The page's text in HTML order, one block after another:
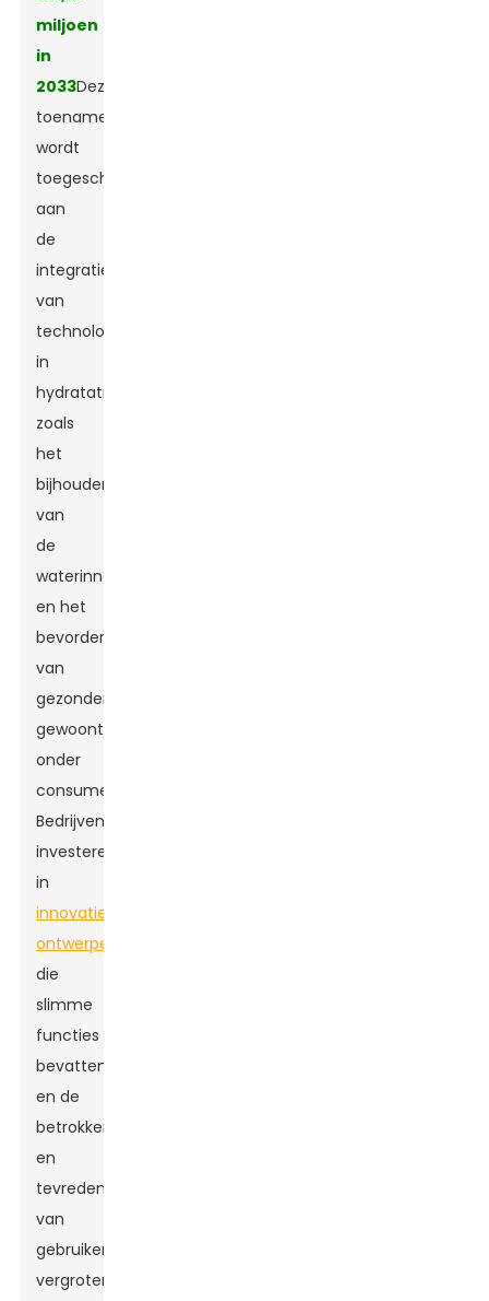
miljoen
in
2033Deze
toename
wordt
toegeschreven
aan
de
integratie
van
technologie
in
hydratatieoplossingen,
zoals
het
bijhouden
van
de
waterinname
en het
bevorderen
van
gezondere
gewoonten
onder
consumenten.
Bedrijven
investeren
in
innovatieve
ontwerpen
die
slimme
functies
bevatten
en de
betrokkenheid
en
tevredenheid
van
gebruikers
vergroten.